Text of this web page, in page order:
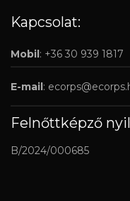
Kapcsolat:
Mobil : +36 30 939 1817
E-mail :
Felnőttképző
B/2024/000685